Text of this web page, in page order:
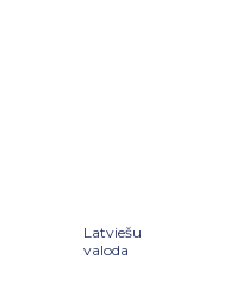
Latviešu
valoda